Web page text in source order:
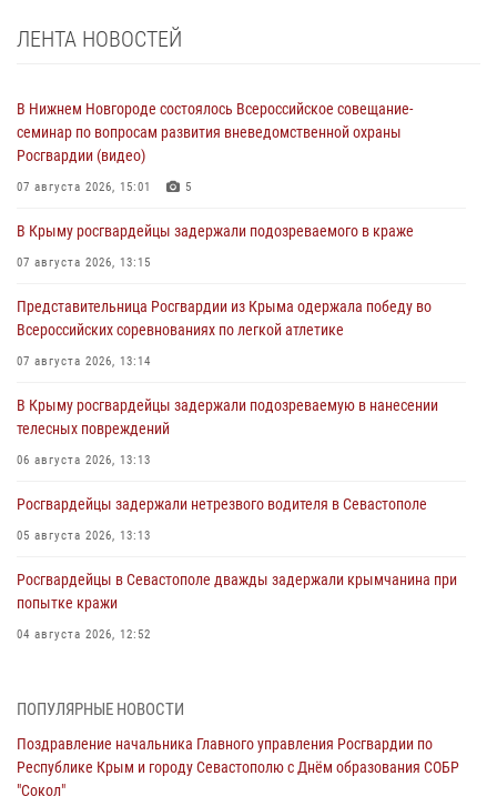
ЛЕНТА НОВОСТЕЙ
В Нижнем Новгороде состоялось Всероссийское совещание-
семинар по вопросам развития вневедомственной охраны
Росгвардии (видео)
07 августа 2026, 15:01 5
В Крыму росгвардейцы задержали подозреваемого в краже
07 августа 2026, 13:15
Представительница Росгвардии из Крыма одержала победу во
Всероссийских соревнованиях по легкой атлетике
07 августа 2026, 13:14
В Крыму росгвардейцы задержали подозреваемую в нанесении
телесных повреждений
06 августа 2026, 13:13
Росгвардейцы задержали нетрезвого водителя в Севастополе
05 августа 2026, 13:13
Росгвардейцы в Севастополе дважды задержали крымчанина при
попытке кражи
04 августа 2026, 12:52
мужчину
Росгвардия в Крыму и Севастополе задержала ряд
ПОПУЛЯРНЫЕ НОВОСТИ
Поздравление начальника Главного управления Росгвардии по
Республике Крым и городу Севастополю с Днём образования СОБР
"Сокол"